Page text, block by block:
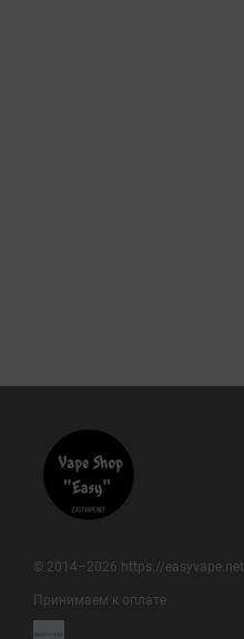
© 2014–2026 https://easyvape.net
Принимаем к оплате